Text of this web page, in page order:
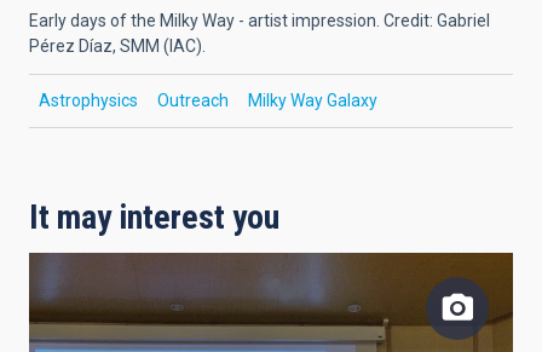
Early days of the Milky Way - artist impression. Credit: Gabriel
Pérez Díaz, SMM (IAC).
Astrophysics Outreach Milky Way Galaxy
It may interest you